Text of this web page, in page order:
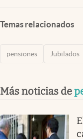
Temas relacionados
pensiones Jubilados
Más noticias de